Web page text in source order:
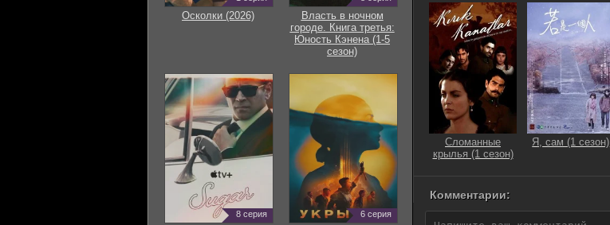
Сломанные
крылья (1 сезон)
Я, сам (1 сезон)
Комментарии:
Осколки (2026)
Власть в ночном
городе. Книга третья:
Юность Кэнена (1-5
сезон)
8 серия 6 серия